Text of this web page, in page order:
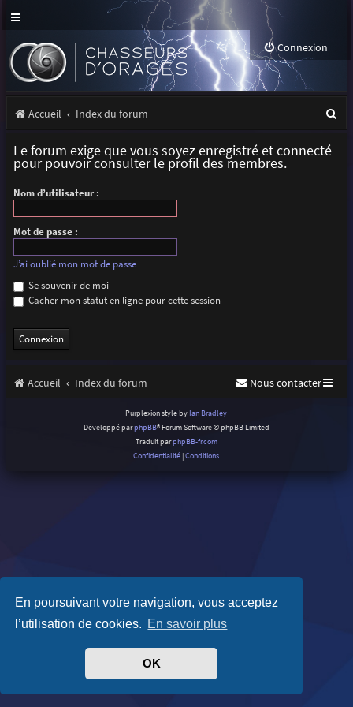
En poursuivant votre navigation, vous acceptez
l’utilisation de cookies. En savoir plus
OK
Connexion
Accueil Index du forum
Le forum exige que vous soyez enregistré et connecté
pour pouvoir consulter le profil des membres.
Nom d’utilisateur :
Mot de passe :
J’ai oublié mon mot de passe
Se souvenir de moi
Cacher mon statut en ligne pour cette session
Accueil Index du forum Nous contacter
Purplexion style by Ian Bradley
Développé parphpBB® Forum Software © phpBB Limited
Traduit parphpBB-fr.com
Confidentialité |Conditions